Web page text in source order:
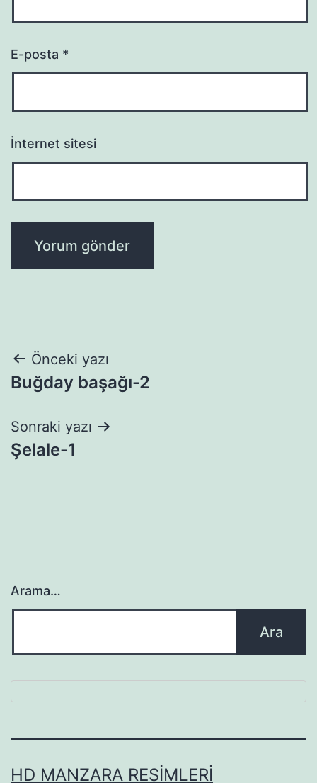
E-posta *
İnternet sitesi
Yazı
gezinmesi
Önceki yazı
Buğday başağı-2
Sonraki yazı
Şelale-1
Arama…
HD MANZARA RESIMLERI